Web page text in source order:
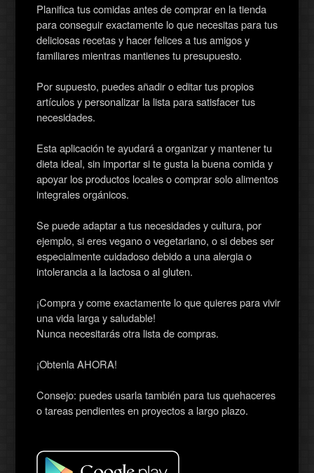
Planifica tus comidas antes de comprar en la tienda
para conseguir exactamente lo que necesitas para tus
deliciosas recetas y hacer felices a tus amigos y
familiares mientras mantienes tu presupuesto.
Por supuesto, puedes añadir o editar tus propios
artículos y personalizar la lista para satisfacer tus
necesidades.
Esta aplicación te ayudará a organizar y mantener tu
dieta ideal, sin importar si te gusta la buena comida y
apoyar los productos locales o comprar solo alimentos
integrales orgánicos.
Se puede adaptar a tus necesidades y cultura, por
ejemplo, si eres vegano o vegetariano, o si debes ser
especialmente cuidadoso debido a una alergia o
intolerancia a la lactosa o al gluten.
¡Compra y come exactamente lo que quieres para vivir
una vida larga y saludable!
Nunca necesitarás otra lista de compras.
¡Obtenla AHORA!
Consejo: puedes usarla también para tus quehaceres
o tareas pendientes en proyectos a largo plazo.